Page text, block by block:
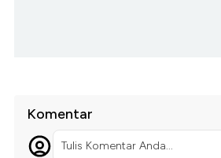
Komentar
Tulis Komentar Anda...